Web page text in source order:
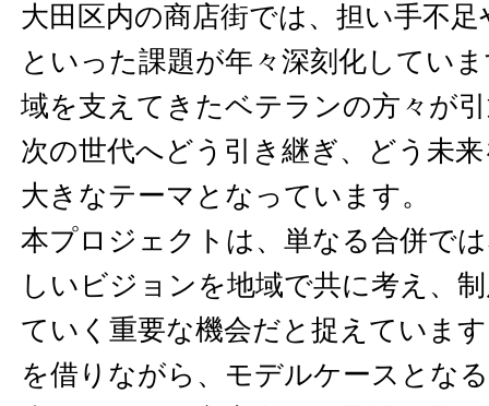
大田区内の商店街では、担い手不
といった課題が年々深刻化してい
域を支えてきたベテランの方々が
次の世代へどう引き継ぎ、どう未
大きなテーマとなっています。
本プロジェクトは、単なる合併で
しいビジョンを地域で共に考え、
ていく重要な機会だと捉えていま
を借りながら、モデルケースとな